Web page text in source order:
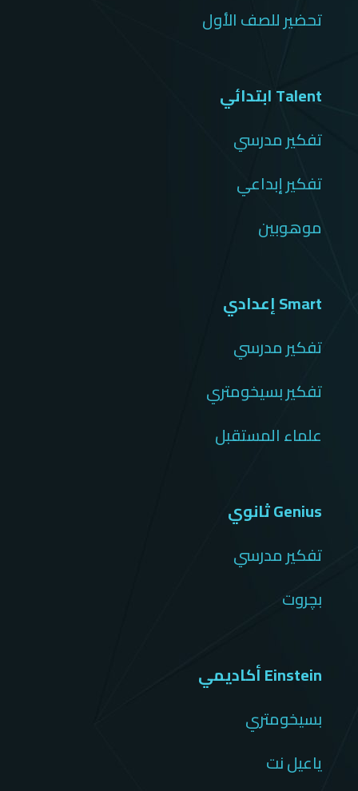
تحضير للصف الأول
Talent ابتدائي
تفكير مدرسي
تفكير إبداعي
موهوبين
Smart إعدادي
تفكير مدرسي
تفكير بسيخومتري
علماء المستقبل
Genius ثانوي
تفكير مدرسي
بچروت
Einstein أكاديمي
بسيخومتري
ياعيل نت